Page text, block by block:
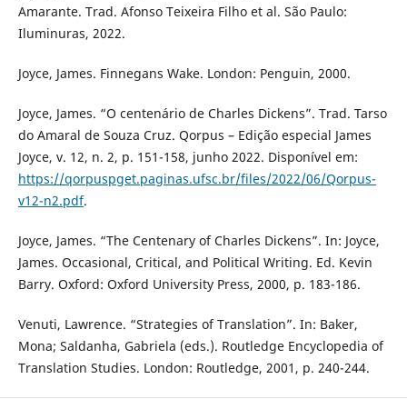
Amarante. Trad. Afonso Teixeira Filho et al. São Paulo:
Iluminuras, 2022.
Joyce, James. Finnegans Wake. London: Penguin, 2000.
Joyce, James. “O centenário de Charles Dickens”. Trad. Tarso
do Amaral de Souza Cruz. Qorpus – Edição especial James
Joyce, v. 12, n. 2, p. 151-158, junho 2022. Disponível em:
https://qorpuspget.paginas.ufsc.br/files/2022/06/Qorpus-
v12-n2.pdf.
Joyce, James. “The Centenary of Charles Dickens”. In: Joyce,
James. Occasional, Critical, and Political Writing. Ed. Kevin
Barry. Oxford: Oxford University Press, 2000, p. 183-186.
Venuti, Lawrence. “Strategies of Translation”. In: Baker,
Mona; Saldanha, Gabriela (eds.). Routledge Encyclopedia of
Translation Studies. London: Routledge, 2001, p. 240-244.